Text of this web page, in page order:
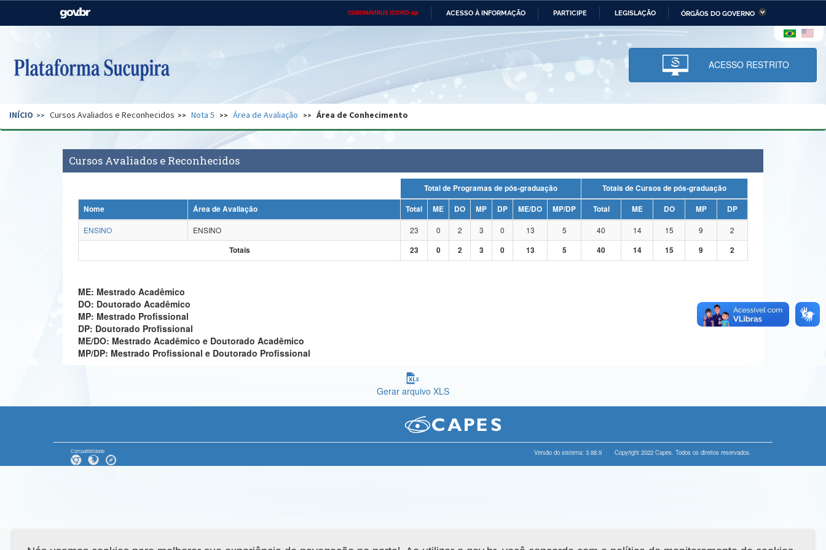
CORONAVÍRUS (COVID-19) ACESSO À INFORMAÇÃO PARTICIPE LEGISLAÇÃO ÓRGÃOS DO GOVERNO
Casa Civil Ministério das Relações Ministério da Economia Ministério da Infraestrutura
Pecuária e Abastecimento
Ministério da Ciência,
Tecnologia, Inovações e
Comunicações
Ministério do Desenvolvimento
Regional e dos Direitos Humanos
Secretaria de Governo Gabinete de Segurança Advocacia-Geral da União Banco Central do Brasil Planalto
ACESSO RESTRITO
INÍCIO Cursos Avaliados e Reconhecidos Nota 5 Área de Avaliação Área de Conhecimento
Cursos Avaliados e Reconhecidos
Total de Programas de pós-graduação
Totais de Cursos de pós-graduação
Nome
Área de Avaliação Total ME DO MP DP ME/DO MP/DP Total ME DO MP
DP
ENSINO
ENSINO 23 0 2 3 0 13 5 40 14 15 9
2
Totais
23 0 2 3 0 13 5 40 14 15 9 2
ME: Mestrado Acadêmico
DO: Doutorado Acadêmico
MP: Mestrado Profissional
DP: Doutorado Profissional
ME/DO: Mestrado Acadêmico e Doutorado Acadêmico
MP/DP: Mestrado Profissional e Doutorado Profissional
Gerar arquivo XLS
Compatibilidade Versão do sistema: 3.88.9 Copyright 2022 Capes. Todos os direitos reservados.